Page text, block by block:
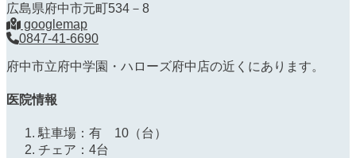
広島県府中市元町534－8
googlemap
0847-41-6690
府中市立府中学園・ハローズ府中店の近くにあります。
医院情報
駐車場：有 10（台）
チェア：4台